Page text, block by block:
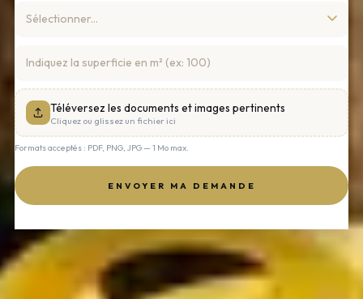
Téléversez les documents et images pertinents
Cliquez ou glissez un fichier ici
Formats acceptés : PDF, PNG, JPG — 1 Mo max.
ENVOYER MA DEMANDE